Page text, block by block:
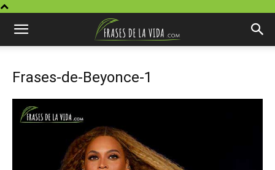
Frases-de-Beyonce-1